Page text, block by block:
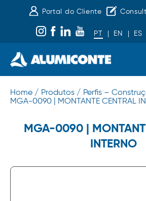
Portal do Cliente
PT
| EN | ES
Home / Produtos / Perfis –
MGA-0090 | MONTANTE CENTRAL
MGA-0090 |
INTERNO